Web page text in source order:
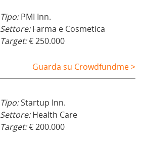
Tipo:PMI Inn.
Settore:Farma e Cosmetica
Target:€ 250.000
Guarda su Crowdfundme >
Tipo:Startup Inn.
Settore:Health Care
Target:€ 200.000